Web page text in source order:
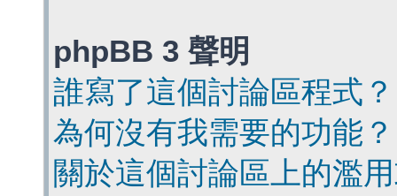
phpBB 3 聲明
誰寫了這個討論區程式？
為何沒有我需要的功能？
關於這個討論區上的濫